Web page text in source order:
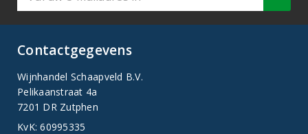
Contactgegevens
Wijnhandel Schaapveld B.V.
Pelikaanstraat 4a
7201 DR Zutphen
KvK: 60995335